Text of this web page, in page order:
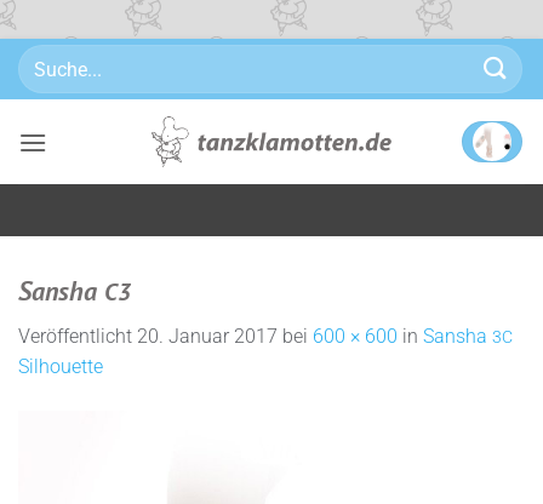
Zum
Inhalt
Suchen
nach:
Sansha C3
Veröffentlicht 20. Januar 2017 bei 600 × 600 in Sansha 3C
Silhouette